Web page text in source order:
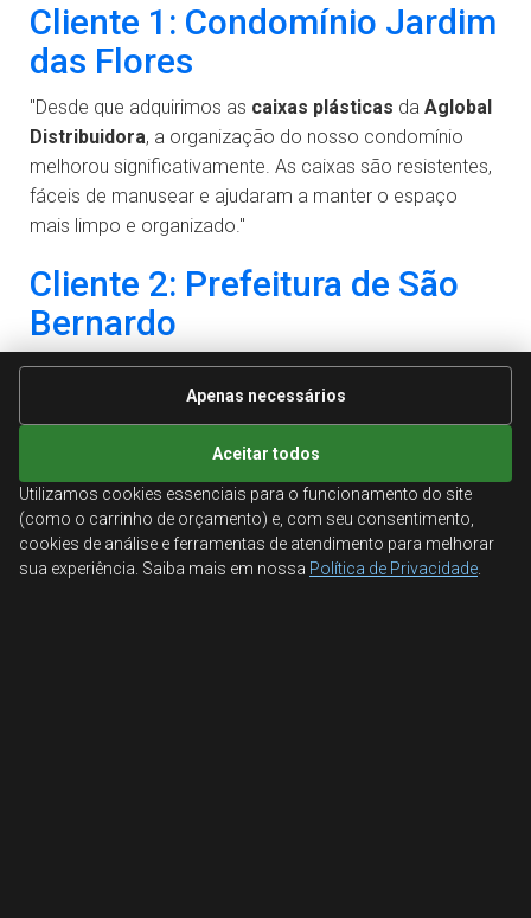
Cliente 1: Condomínio Jardim
das Flores
"Desde que adquirimos as caixas plásticas da Aglobal
Distribuidora, a organização do nosso condomínio
melhorou significativamente. As caixas são resistentes,
fáceis de manusear e ajudaram a manter o espaço
mais limpo e organizado."
Cliente 2: Prefeitura de São
Bernardo
"AAglobal Distribuidoranos forneceucaixas plásticas
de alta qualidade, que foram essenciais para a melhoria
do nosso sistema de coleta de resíduos. A durabilidade
e a praticidade das caixas foram fundamentais para o
sucesso do nosso projeto."
Cliente 3: Indústria
Metalúrgica Silva
Apenas necessários
Aceitar todos
Utilizamos cookies essenciais para o funcionamento do site
(como o carrinho de orçamento) e, com seu consentimento,
cookies de análise e ferramentas de atendimento para melhorar
sua experiência. Saiba mais em nossa Política de Privacidade